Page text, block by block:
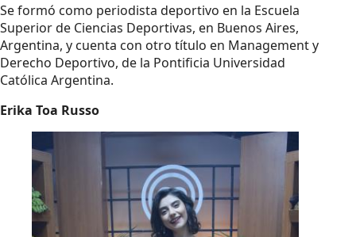
Se formó como periodista deportivo en la Escuela
Superior de Ciencias Deportivas, en Buenos Aires,
Argentina, y cuenta con otro título en Management y
Derecho Deportivo, de la Pontificia Universidad
Católica Argentina.
Erika Toa Russo